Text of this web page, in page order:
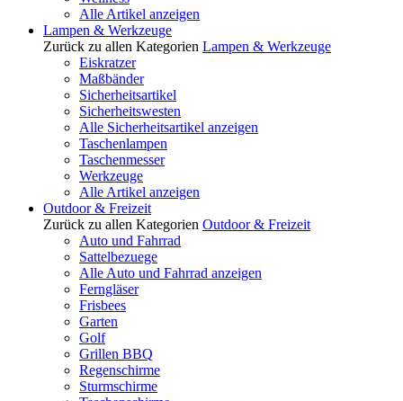
Alle Artikel anzeigen
Lampen & Werkzeuge
Zurück zu allen Kategorien Lampen & Werkzeuge
Eiskratzer
Maßbänder
Sicherheitsartikel
Sicherheitswesten
Alle Sicherheitsartikel anzeigen
Taschenlampen
Taschenmesser
Werkzeuge
Alle Artikel anzeigen
Outdoor & Freizeit
Zurück zu allen Kategorien Outdoor & Freizeit
Auto und Fahrrad
Sattelbezuege
Alle Auto und Fahrrad anzeigen
Ferngläser
Frisbees
Garten
Golf
Grillen BBQ
Regenschirme
Sturmschirme